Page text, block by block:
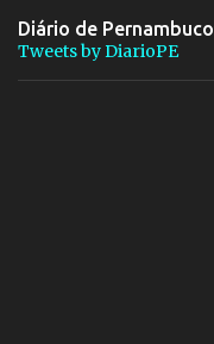
Diário de Pernambuco
Tweets by DiarioPE